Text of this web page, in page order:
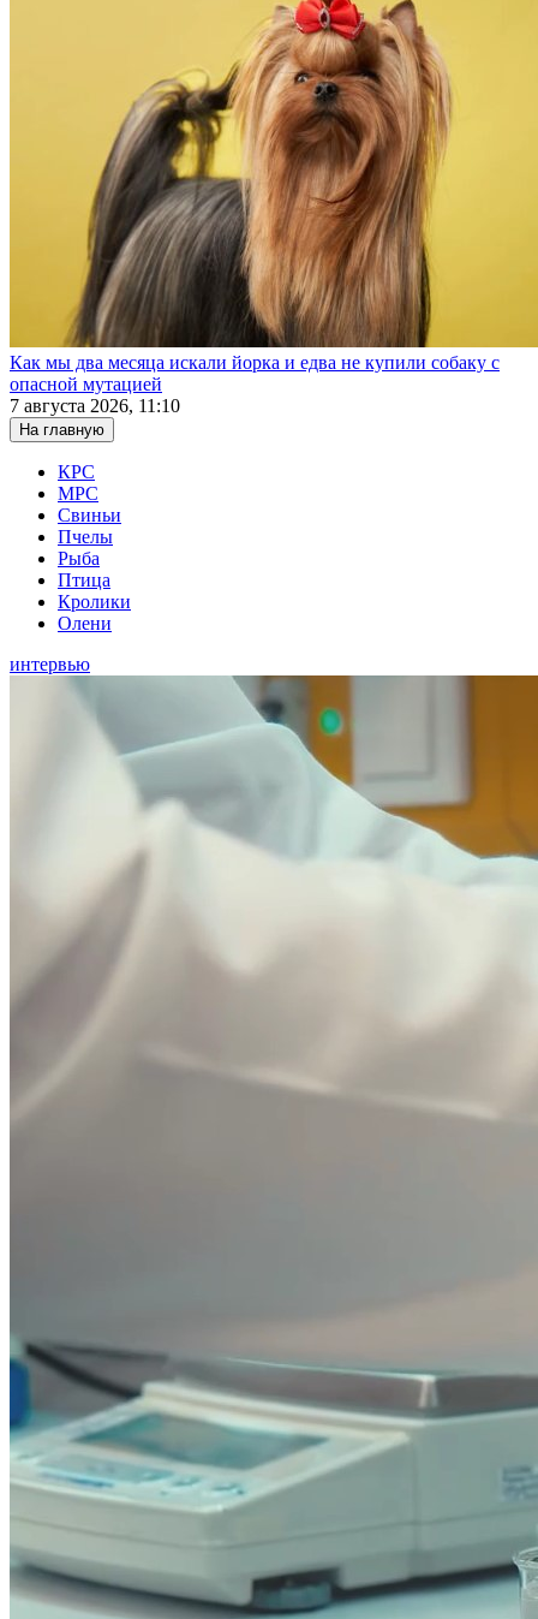
Как мы два месяца искали йорка и едва не купили собаку с
опасной мутацией
7 августа 2026, 11:10
На главную
КРС
МРС
Свиньи
Пчелы
Рыба
Птица
Кролики
Олени
интервью